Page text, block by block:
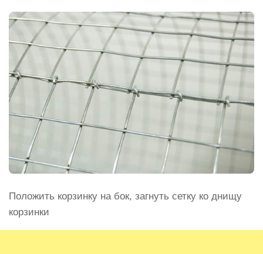
Положить корзинку на бок, загнуть сетку ко днищу
корзинки